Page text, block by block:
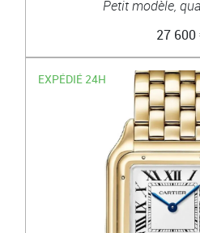
Petit modèle,
27 600
EXPÉDIÉ 24H